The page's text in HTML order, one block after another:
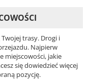
trasy. Drogi i
Najpierw
miejscowości, jakie
się dowiedzieć więcej
pozycję.